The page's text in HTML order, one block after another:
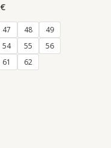
€
47 48
49
54 55
56
61 62